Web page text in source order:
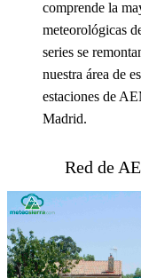
comprende la
meteorológicas
series se
nuestra área de
estaciones de
Madrid.
Red de